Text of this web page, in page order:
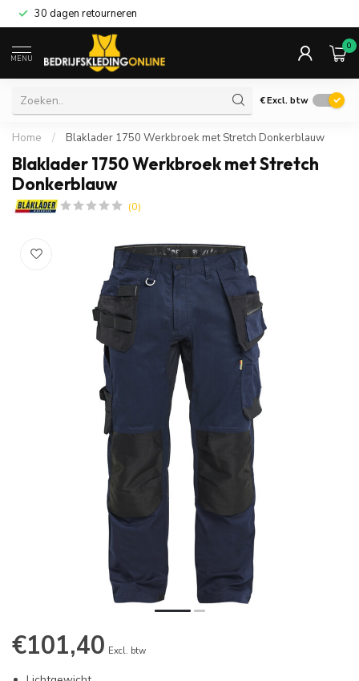
30 dagen retourneren
MENU
0
€Excl. btw
Home / Blaklader 1750 Werkbroek met Stretch Donkerblauw
Blaklader 1750 Werkbroek met Stretch
Donkerblauw
(0)
€101,40 Excl. btw